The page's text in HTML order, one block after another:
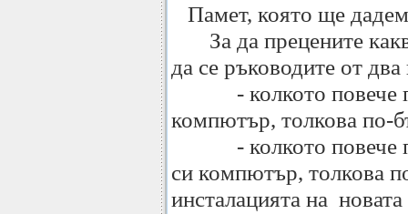
Памет, която ще
За да прецените
да се ръководите от
- колкото повече
компютър, толкова по-
- колкото повече
си компютър, толкова
инсталацията на